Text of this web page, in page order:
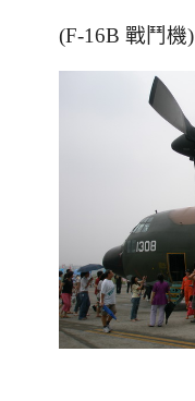
(F-16B 戰鬥機)